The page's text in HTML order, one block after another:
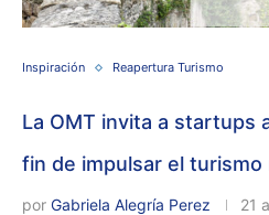
Inspiración Reapertura Turismo
La OMT invita a startups
fin de impulsar el turismo
por Gabriela Alegría Perez 21